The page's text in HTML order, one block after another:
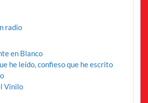
radio
en Blanco
he leído, confieso que he escrito
Vinilo